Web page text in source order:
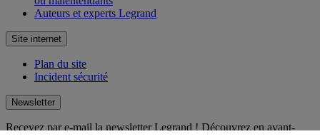
Auteurs et experts Legrand
Site internet
Plan du site
Incident sécurité
Newsletter
Recevez par e-mail la newsletter Legrand ! Découvrez en avant-